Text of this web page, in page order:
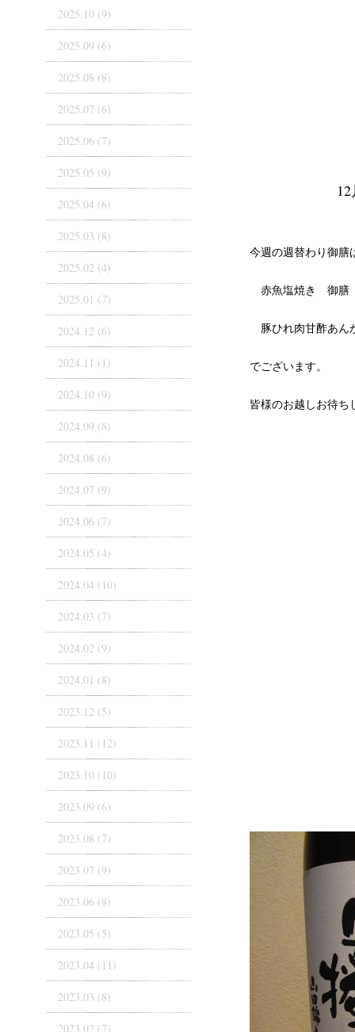
今週の週替わり御膳
赤魚塩焼き 御膳
豚ひれ肉甘酢あ
でございます。
皆様のお越しお待ち
2025.10 (9)
2025.09 (6)
2025.08 (8)
2025.07 (6)
2025.06 (7)
2025.05 (9)
2025.04 (6)
2025.03 (8)
2025.02 (4)
2025.01 (7)
2024.12 (6)
2024.11 (1)
2024.10 (9)
2024.09 (8)
2024.08 (6)
2024.07 (9)
2024.06 (7)
2024.05 (4)
2024.04 (10)
2024.03 (7)
2024.02 (9)
2024.01 (8)
2023.12 (5)
2023.11 (12)
2023.10 (10)
2023.09 (6)
2023.08 (7)
2023.07 (9)
2023.06 (8)
2023.05 (5)
2023.04 (11)
2023.03 (8)
2023.02 (7)